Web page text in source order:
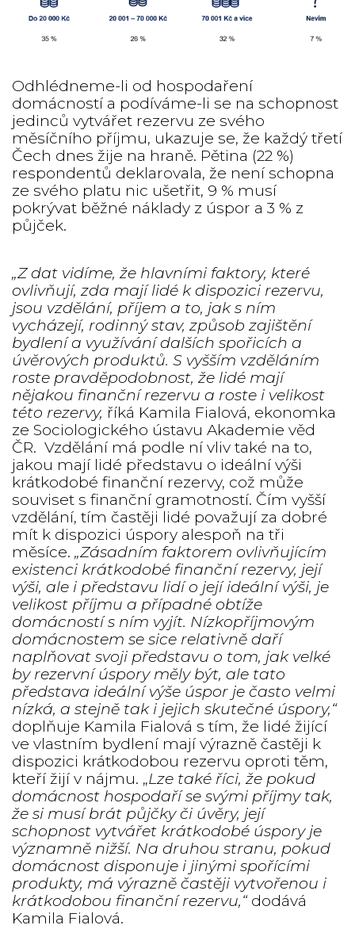
Odhlédneme-li od hospodaření
domácností a podíváme-li se na schopnost
jedinců vytvářet rezervu ze svého
měsíčního příjmu, ukazuje se, že každý třetí
Čech dnes žije na hraně. Pětina (22 %)
respondentů deklarovala, že není schopna
ze svého platu nic ušetřit, 9 % musí
pokrývat běžné náklady z úspor a 3 % z
půjček.
„Z dat vidíme, že hlavními faktory, které
ovlivňují, zda mají lidé k dispozici rezervu,
jsou vzdělání, příjem a to, jak s ním
vycházejí, rodinný stav, způsob zajištění
bydlení a využívání dalších spořicích a
úvěrových produktů. S vyšším vzděláním
roste pravděpodobnost, že lidé mají
nějakou finanční rezervu a roste i velikost
této rezervy, říká Kamila Fialová, ekonomka
ze Sociologického ústavu Akademie věd
ČR. Vzdělání má podle ní vliv také na to,
jakou mají lidé představu o ideální výši
krátkodobé finanční rezervy, což může
souviset s finanční gramotností. Čím vyšší
vzdělání, tím častěji lidé považují za dobré
mít k dispozici úspory alespoň na tři
měsíce. „Zásadním faktorem ovlivňujícím
existenci krátkodobé finanční rezervy, její
výši, ale i představu lidí o její ideální výši, je
velikost příjmu a případné obtíže
domácností s ním vyjít. Nízkopříjmovým
domácnostem se sice relativně daří
naplňovat svoji představu o tom, jak velké
by rezervní úspory měly být, ale tato
představa ideální výše úspor je často velmi
nízká, a stejně tak i jejich skutečné úspory,“
doplňuje Kamila Fialová s tím, že lidé žijící
ve vlastním bydlení mají výrazně častěji k
dispozici krátkodobou rezervu oproti těm,
kteří žijí v nájmu. „Lze také říci, že pokud
domácnost hospodaří se svými příjmy tak,
že si musí brát půjčky či úvěry, její
schopnost vytvářet krátkodobé úspory je
významně nižší. Na druhou stranu, pokud
domácnost disponuje i jinými spořícími
produkty, má výrazně častěji vytvořenou i
krátkodobou finanční rezervu,“ dodává
Kamila Fialová.